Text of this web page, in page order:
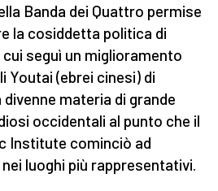
Banda dei Quattro permise
la cosiddetta politica di
seguì un miglioramento
Youtai (ebrei cinesi) di
materia di grande
occidentali al punto che il
Institute cominciò ad
luoghi più rappresentativi.